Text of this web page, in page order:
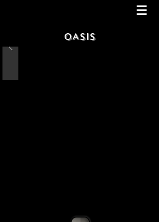
OASIS